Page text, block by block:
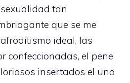
tan
que se me
ideal, las
confeccionadas, el pene
insertados el uno